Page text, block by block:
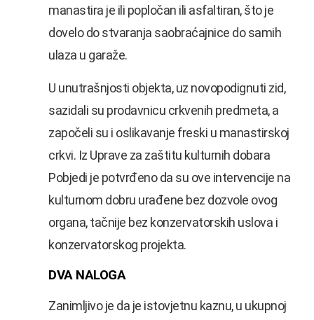
manastira je ili popločan ili asfaltiran, što je
dovelo do stvaranja saobraćajnice do samih
ulaza u garaže.
U unutrašnjosti objekta, uz novopodignuti zid,
sazidali su prodavnicu crkvenih predmeta, a
započeli su i oslikavanje freski u manastirskoj
crkvi. Iz Uprave za zaštitu kulturnih dobara
Pobjedi je potvrđeno da su ove intervencije na
kulturnom dobru urađene bez dozvole ovog
organa, tačnije bez konzervatorskih uslova i
konzervatorskog projekta.
DVA NALOGA
Zanimljivo je da je istovjetnu kaznu, u ukupnoj